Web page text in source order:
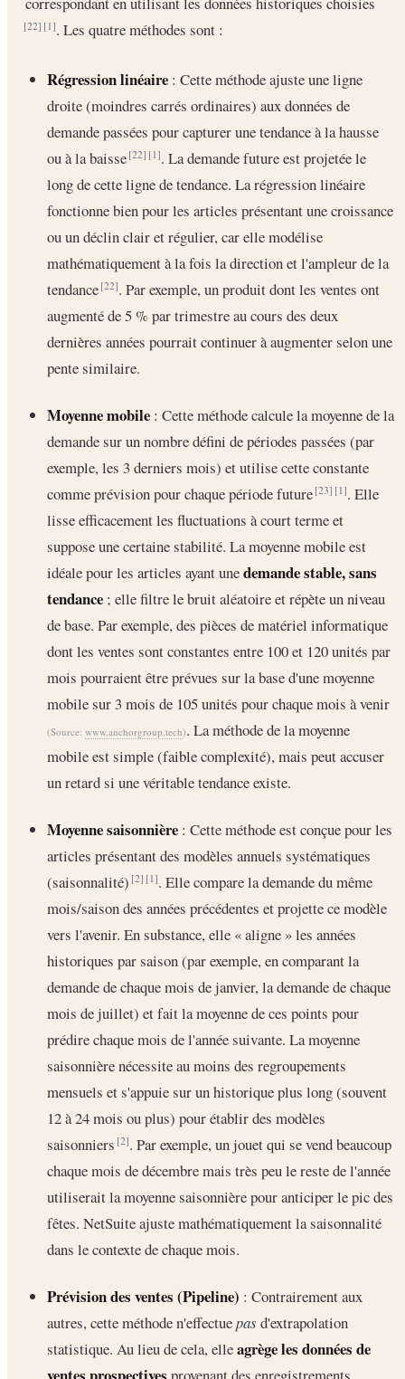
[22] [1]. Les quatre méthodes sont :
Régression linéaire : Cette méthode ajuste une ligne
droite (moindres carrés ordinaires) aux données de
demande passées pour capturer une tendance à la hausse
ou à la baisse[22] [1]. La demande future est projetée le
long de cette ligne de tendance. La régression linéaire
fonctionne bien pour les articles présentant une croissance
ou un déclin clair et régulier, car elle modélise
mathématiquement à la fois la direction et l'ampleur de la
tendance[22]. Par exemple, un produit dont les ventes ont
augmenté de 5 % par trimestre au cours des deux
dernières années pourrait continuer à augmenter selon une
pente similaire.
Moyenne mobile : Cette méthode calcule la moyenne de la
demande sur un nombre défini de périodes passées (par
exemple, les 3 derniers mois) et utilise cette constante
comme prévision pour chaque période future[23] [1]. Elle
lisse efficacement les fluctuations à court terme et
suppose une certaine stabilité. La moyenne mobile est
idéale pour les articles ayant unedemande stable, sans
tendance ; elle filtre le bruit aléatoire et répète un niveau
de base. Par exemple, des pièces de matériel informatique
dont les ventes sont constantes entre 100 et 120 unités par
mois pourraient être prévues sur la base d'une moyenne
mobile sur 3 mois de 105 unités pour chaque mois à venir
(Source: www.anchorgroup.tech). La méthode de la moyenne
mobile est simple (faible complexité), mais peut accuser
un retard si une véritable tendance existe.
Moyenne saisonnière : Cette méthode est conçue pour les
articles présentant des modèles annuels systématiques
(saisonnalité)[2] [1]. Elle compare la demande du même
mois/saison des années précédentes et projette ce modèle
vers l'avenir. En substance, elle « aligne » les années
historiques par saison (par exemple, en comparant la
demande de chaque mois de janvier, la demande de chaque
mois de juillet) et fait la moyenne de ces points pour
prédire chaque mois de l'année suivante. La moyenne
saisonnière nécessite au moins des regroupements
mensuels et s'appuie sur un historique plus long (souvent
12 à 24 mois ou plus) pour établir des modèles
saisonniers[2]. Par exemple, un jouet qui se vend beaucoup
chaque mois de décembre mais très peu le reste de l'année
utiliserait la moyenne saisonnière pour anticiper le pic des
fêtes. NetSuite ajuste mathématiquement la saisonnalité
dans le contexte de chaque mois.
Prévision des ventes (Pipeline) : Contrairement aux
autres, cette méthode n'effectuepas d'extrapolation
statistique. Au lieu de cela, elleagrège les données de